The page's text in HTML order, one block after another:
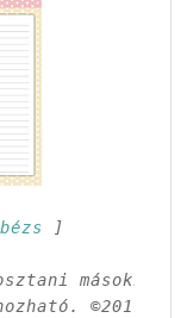
bézs ]
©2011